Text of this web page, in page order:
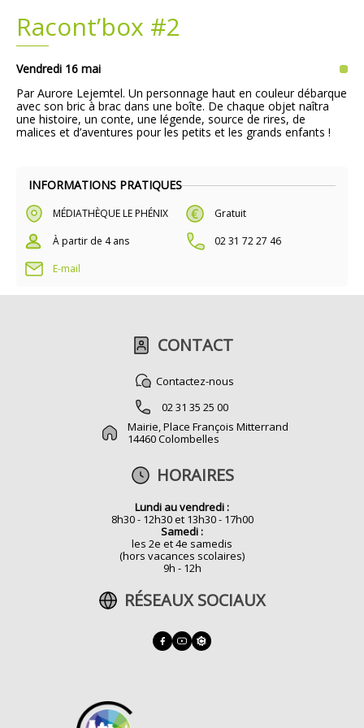
INFORMATIONS PRATIQUES
MÉDIATHÈQUE LE PHÉNIX
Gratuit
À partir de 4 ans
02 31 72 27 46
E-mail
Racont’box #2
Vendredi 16 mai
Par Aurore Lejemtel. Un personnage haut en couleur débarque
avec son bric à brac dans une boîte. De chaque objet naîtra
une histoire, un conte, une légende, source de rires, de
malices et d’aventures pour les petits et les grands enfants !
CONTACT
Contactez-nous
02 31 35 25 00
Mairie, Place François Mitterrand
14460 Colombelles
HORAIRES
Lundi au vendredi :
8h30 - 12h30 et 13h30 - 17h00
Samedi :
les 2e et 4e samedis
(hors vacances scolaires)
9h - 12h
RÉSEAUX SOCIAUX
Plans
Demandes légales
Emploi
Grands projets